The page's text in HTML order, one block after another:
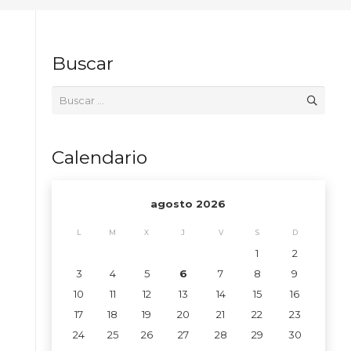
Buscar
Calendario
agosto 2026
L M X J V S D
1
2
3
4 5 6 7 8
9
10
11 12 13 14 15
16
17
18 19 20 21 22
23
24
25 26 27 28 29
30